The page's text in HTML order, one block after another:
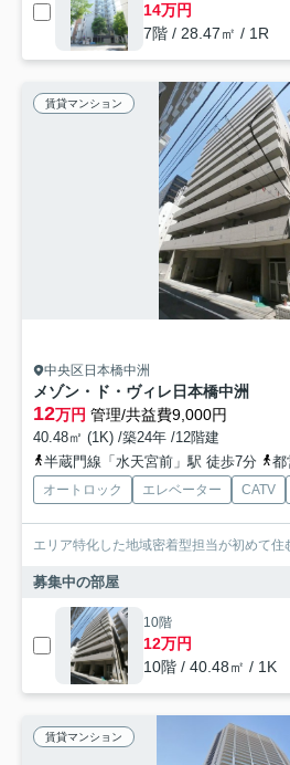
14万円
7階 / 28.47㎡ / 1R
賃貸マンション
中央区日本橋中洲
メゾン・ド・ヴィレ日本橋中洲
12万円 管理/共益費9,000円
40.48㎡ (1K) /築24年 /12階建
半蔵門線「水天宮前」駅 徒歩7分
都
オートロック エレベーター CATV
エリア特化した地域密着型担当が初めて住
募集中の部屋
10階
12万円
10階 / 40.48㎡ / 1K
賃貸マンション